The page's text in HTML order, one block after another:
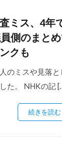
ミス、4年
側のまと
クも
のミスや見落と
た。 NHKの記
続きを読む